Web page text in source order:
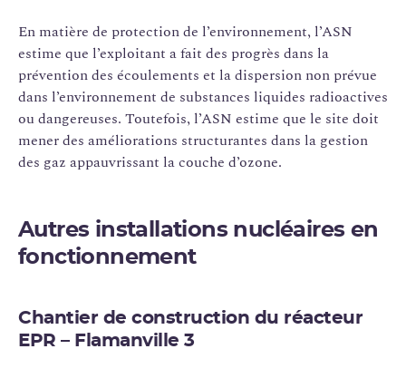
En matière de protection de l’environnement, l’ASN
estime que l’exploitant a fait des progrès dans la
prévention des écoulements et la dispersion non prévue
dans l’environnement de substances liquides radioactives
ou dangereuses. Toutefois, l’ASN estime que le site doit
mener des améliorations structurantes dans la gestion
des gaz appauvrissant la couche d’ozone.
Autres installations nucléaires en
fonctionnement
Chantier de construction du réacteur
EPR – Flamanville 3